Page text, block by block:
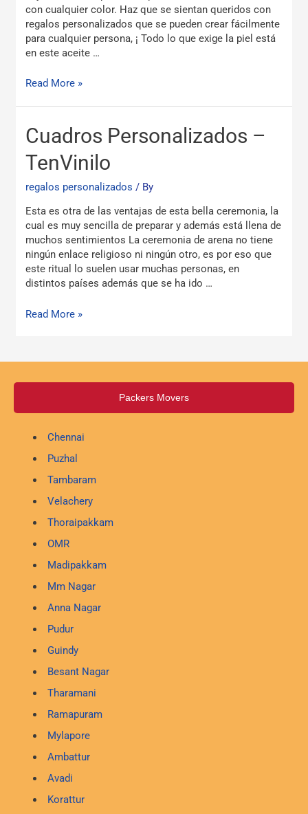
con cualquier color. Haz que se sientan queridos con
regalos personalizados que se pueden crear fácilmente
para cualquier persona, ¡ Todo lo que exige la piel está
en este aceite …
Read More »
Cuadros Personalizados –
TenVinilo
regalos personalizados / By
Esta es otra de las ventajas de esta bella ceremonia, la
cual es muy sencilla de preparar y además está llena de
muchos sentimientos La ceremonia de arena no tiene
ningún enlace religioso ni ningún otro, es por eso que
este ritual lo suelen usar muchas personas, en
distintos países además que se ha ido …
Cuadros
Personalizados
–
TenVinilo
Read More »
Packers Movers
Chennai
Puzhal
Tambaram
Velachery
Thoraipakkam
OMR
Madipakkam
Mm Nagar
Anna Nagar
Pudur
Guindy
Besant Nagar
Tharamani
Ramapuram
Mylapore
Ambattur
Avadi
Korattur